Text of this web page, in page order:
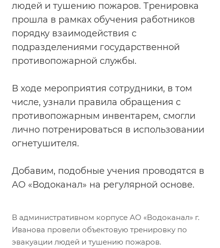
людей и тушению пожаров. Тренировка
прошла в рамках обучения работников
порядку взаимодействия с
подразделениями государственной
противопожарной службы.
В ходе мероприятия сотрудники, в том
числе, узнали правила обращения с
противопожарным инвентарем, смогли
лично потренироваться в использовании
огнетушителя.
Добавим, подобные учения проводятся в
АО «Водоканал» на регулярной основе.
В административном корпусе АО «Водоканал» г.
Иванова провели объектовую тренировку по
эвакуации людей и тушению пожаров.